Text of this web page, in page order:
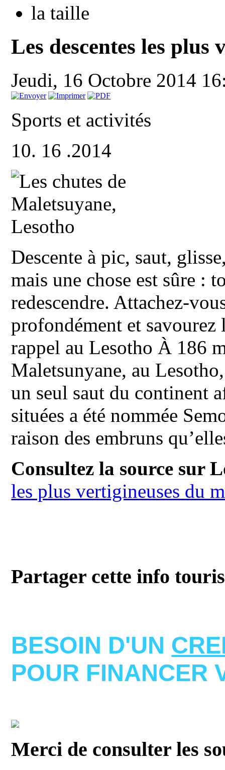
Les descentes les plus
Jeudi, 16 Octobre 2014
Sports et activités
10. 16 .2014
Descente à pic, saut,
mais une chose est sûre :
redescendre. Attachez-
profondément et savourez
rappel au Lesotho À 186
Maletsunyane, au
un seul saut du continent
situées a été nommée
raison des embruns
Consultez la source sur
les plus vertigineuses du
Partager cette info
BESOIN D'UN
POUR FINANCER
Merci de consulter les